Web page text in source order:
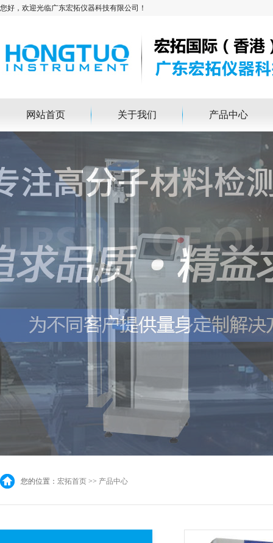
您好，欢迎光临广东宏拓仪器科技有限公司！
网站首页 关于我们 产品中心
您的位置： 宏拓首页 >> 产品中心